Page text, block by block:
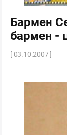
Бармен
бармен -
[ 03.10.2007 ]